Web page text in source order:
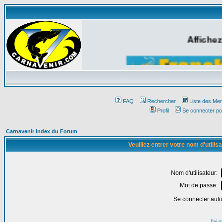
FAQ Rechercher
Liste des
Profil
Se connecter
Carnavenir Index du Forum
Veuillez entrer votre nom
Nom d'utilisateur:
Mot de passe:
Se connecter